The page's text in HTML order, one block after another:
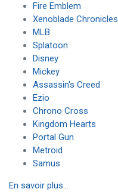
Fire Emblem
Xenoblade Chronicles
MLB
Splatoon
Disney
Mickey
Assassin's Creed
Ezio
Chrono Cross
Kingdom Hearts
Portal Gun
Metroid
Samus
En savoir plus...